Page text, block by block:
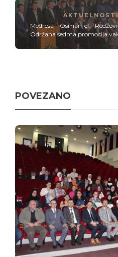
Medresa "Osman-ef.
Održana sedma promocija
POVEZANO